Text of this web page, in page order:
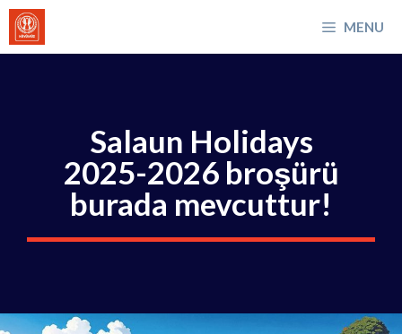
İçeriğe
atla
MENU
Salaun Holidays
2025-2026 broşürü
burada mevcuttur!